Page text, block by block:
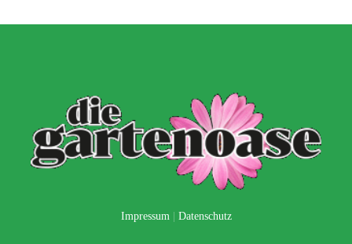
Impressum Datenschutz